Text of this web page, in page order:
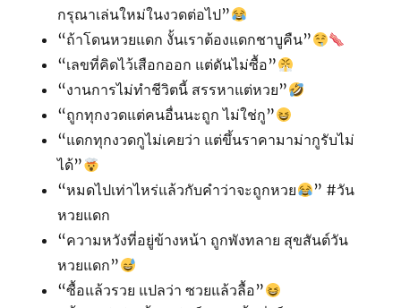
กรุณาเล่นใหม่ในงวดต่อไป”
“ถ้าโดนหวยแดก งั้นเราต้องแดกชาบูคืน”
“เลขที่คิดไว้เสือกออก แต่ดันไม่ซื้อ”
“งานการไม่ทำชีวิตนี้ สรรหาแต่หวย”
“ถูกทุกงวดแต่คนอื่นนะถูก ไม่ใช่กู”
“แดกทุกงวดกูไม่เคยว่า แต่ขึ้นราคามาม่ากูรับไม่
ได้”
“หมดไปเท่าไหร่แล้วกับคำว่าจะถูกหวย
” #วัน
หวยแดก
“ความหวังที่อยู่ข้างหน้า ถูกพังทลาย สุขสันต์วัน
หวยแดก”
“ซื้อแล้วรวย แปลว่า ซวยแล้วลื้อ”